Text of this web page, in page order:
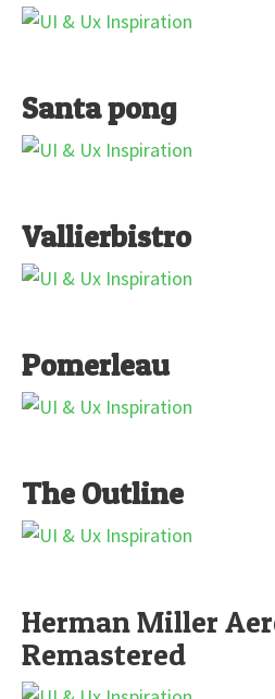
Santa pong
Vallierbistro
Pomerleau
The Outline
Herman Miller
Remastered